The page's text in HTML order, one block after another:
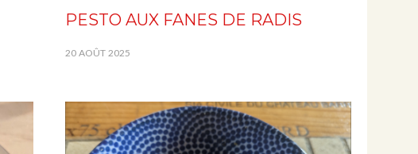
PESTO AUX FANES DE RADIS
20 AOÛT 2025